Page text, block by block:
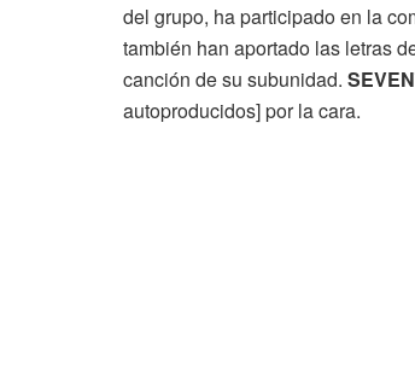
del grupo, ha participado en la
también han aportado las letras
canción de su subunidad.
autoproducidos] por la cara.